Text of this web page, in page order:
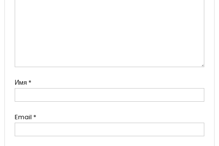
Имя *
Email *